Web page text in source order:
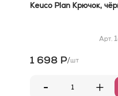
Keuco Plan Крючок,
Арт.
1 698 Р/шт
- +